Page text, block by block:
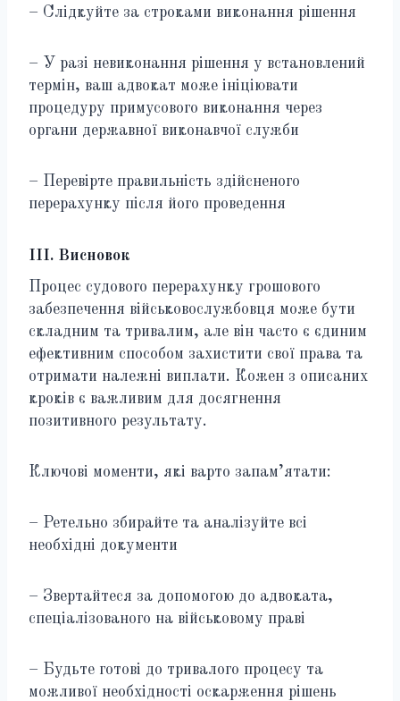
– Слідкуйте за строками виконання рішення
– У разі невиконання рішення у встановлений
термін, ваш адвокат може ініціювати
процедуру примусового виконання через
органи державної виконавчої служби
– Перевірте правильність здійсненого
перерахунку після його проведення
III. Висновок
Процес судового перерахунку грошового
забезпечення військовослужбовця може бути
складним та тривалим, але він часто є єдиним
ефективним способом захистити свої права та
отримати належні виплати. Кожен з описаних
кроків є важливим для досягнення
позитивного результату.
Ключові моменти, які варто запам’ятати:
– Ретельно збирайте та аналізуйте всі
необхідні документи
– Звертайтеся за допомогою до адвоката,
спеціалізованого на військовому праві
– Будьте готові до тривалого процесу та
можливої необхідності оскарження рішень